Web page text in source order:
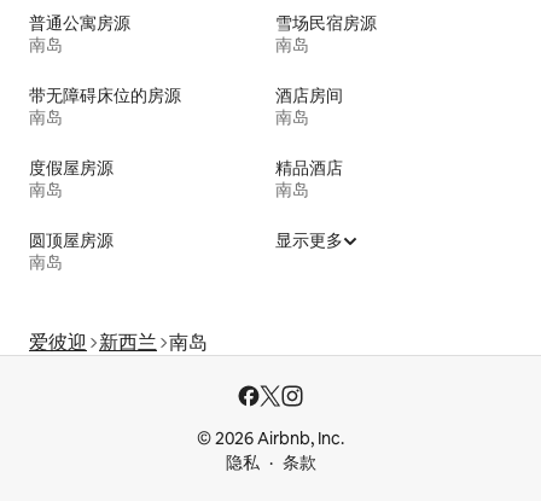
普通公寓房源
南岛
雪场民宿房源
南岛
带无障碍床位的房源
南岛
酒店房间
南岛
度假屋房源
南岛
精品酒店
南岛
圆顶屋房源
南岛
显示更多
爱彼迎 新西兰 南岛
© 2026 Airbnb, Inc.
隐私
条款